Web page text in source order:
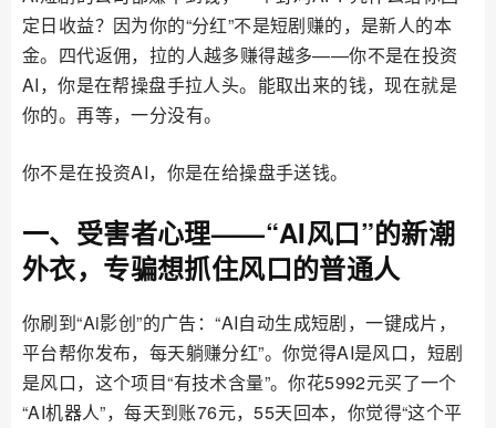
定日收益？因为你的“分红”不是短剧赚的，是新人的本
金。四代返佣，拉的人越多赚得越多——你不是在投资
AI，你是在帮操盘手拉人头。能取出来的钱，现在就是
你的。再等，一分没有。
你不是在投资AI，你是在给操盘手送钱。
一、受害者心理——“AI风口”的新潮
外衣，专骗想抓住风口的普通人
你刷到“Ai影创”的广告：“AI自动生成短剧，一键成片，
平台帮你发布，每天躺赚分红”。你觉得AI是风口，短剧
是风口，这个项目“有技术含量”。你花5992元买了一个
“AI机器人”，每天到账76元，55天回本，你觉得“这个平